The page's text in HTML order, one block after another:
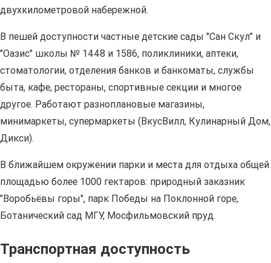
двухкилометровой набережной.
В пешей доступности частные детские сады "Сан Скул" и
"Оазис" школы № 1448 и 1586, поликлиники, аптеки,
стоматологии, отделения банков и банкоматы, службы
быта, кафе, рестораны, спортивные секции и многое
другое. Работают разноплановые магазины,
минимаркеты, супермаркеты (ВкусВилл, Кулинарный Дом,
Дикси).
В ближайшем окружении парки и места для отдыха общей
площадью более 1000 гектаров: природный заказник
"Воробьёвы горы", парк Победы на Поклонной горе,
Ботанический сад МГУ, Мосфильмовский пруд.
Транспортная доступность